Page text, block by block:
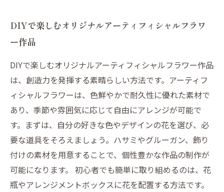
DIYで楽しむオリジナルアーティフィシャルフラワ
ー作品
DIYで楽しむオリジナルアーティフィシャルフラワー作品
は、創造力を発揮する素晴らしい方法です。アーティフ
ィシャルフラワーは、色鮮やかで耐久性に優れた素材で
あり、季節や雰囲気に応じて自由にアレンジが可能で
す。まずは、自分の好きな色やデザインの花を選び、必
要な道具をそろえましょう。ハサミやグルーガン、飾り
付けの素材を用意することで、個性豊かな作品の制作が
可能になります。 初心者でも簡単に取り組めるのは、花
瓶やアレンジメントボックスに花を配置する方法です。